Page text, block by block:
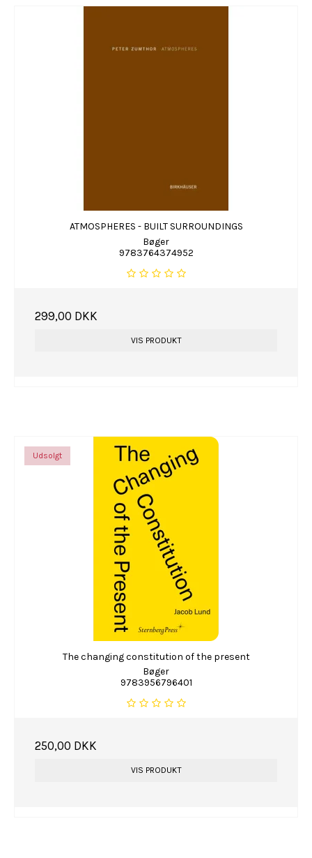
ATMOSPHERES - BUILT SURROUNDINGS
Bøger
9783764374952
299,00 DKK
VIS PRODUKT
Udsolgt
The changing constitution of the present
Bøger
9783956796401
250,00 DKK
VIS PRODUKT